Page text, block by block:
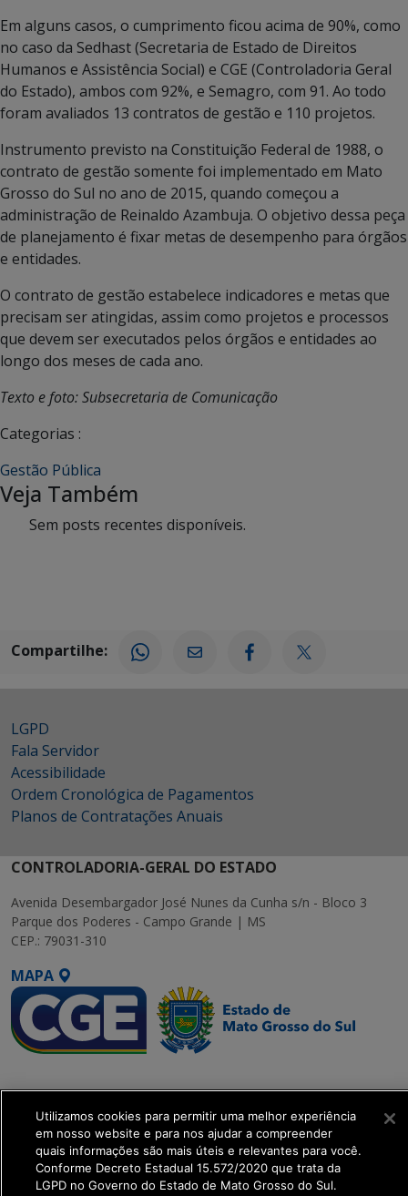
Em alguns casos, o cumprimento ficou acima de 90%, como
no caso da Sedhast (Secretaria de Estado de Direitos
Humanos e Assistência Social) e CGE (Controladoria Geral
do Estado), ambos com 92%, e Semagro, com 91. Ao todo
foram avaliados 13 contratos de gestão e 110 projetos.
Instrumento previsto na Constituição Federal de 1988, o
contrato de gestão somente foi implementado em Mato
Grosso do Sul no ano de 2015, quando começou a
administração de Reinaldo Azambuja. O objetivo dessa peça
de planejamento é fixar metas de desempenho para órgãos
e entidades.
O contrato de gestão estabelece indicadores e metas que
precisam ser atingidas, assim como projetos e processos
que devem ser executados pelos órgãos e entidades ao
longo dos meses de cada ano.
Texto e foto: Subsecretaria de Comunicação
Categorias :
Gestão Pública
Veja Também
Sem posts recentes disponíveis.
Compartilhe:
LGPD
Fala Servidor
Acessibilidade
Ordem Cronológica de Pagamentos
Planos de Contratações Anuais
CONTROLADORIA-GERAL DO ESTADO
Avenida Desembargador José Nunes da Cunha s/n - Bloco 3
Parque dos Poderes - Campo Grande | MS
CEP.: 79031-310
MAPA
Executiva de
Transformação Digital
get_footer();
Utilizamos cookies para permitir uma melhor experiência
em nosso website e para nos ajudar a compreender
quais informações são mais úteis e relevantes para você.
Conforme Decreto Estadual 15.572/2020 que trata da
LGPD no Governo do Estado de Mato Grosso do Sul.